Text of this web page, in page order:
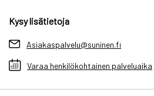
Kysy lisätietoja
Asiakaspalvelu@suninen.fi
Varaa henkilökohtainen palveluaika